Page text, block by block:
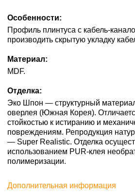
Особенности:
Профиль плинтуса с кабель-
производить скрытую укладку
Материал:
MDF.
Отделка:
Эко Шпон — структурный
оверлея (Южная Корея).
стойкостью к истиранию и
повреждениям. Репродукция
— Super Realistic. Отделка
использованием PUR-клея
полимеризации.
Дополнительная информация